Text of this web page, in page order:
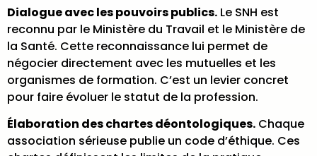
Dialogue avec les pouvoirs publics. Le SNH est
reconnu par le Ministère du Travail et le Ministère de
la Santé. Cette reconnaissance lui permet de
négocier directement avec les mutuelles et les
organismes de formation. C’est un levier concret
pour faire évoluer le statut de la profession.
Élaboration des chartes déontologiques. Chaque
association sérieuse publie un code d’éthique. Ces